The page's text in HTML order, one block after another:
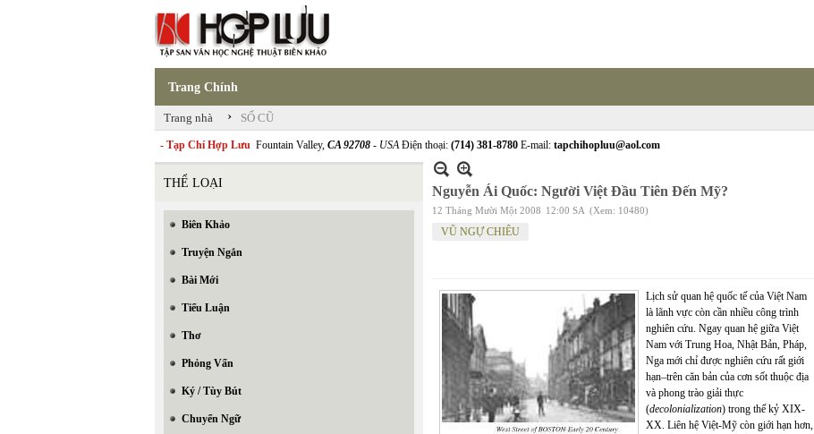
Trang Chính
Trang nhà › SỐ CŨ
- Tạp Chí Hợp Lưu Fountain Valley, CA 92708 - USAĐiện thoại: (714) 381-8780 E-mail: tapchihopluu@aol.com
THỂ LOẠI
Biên Khảo
Truyện Ngắn
Bài Mới
Tiểu Luận
Thơ
Phỏng Vấn
Ký / Tùy Bút
Chuyển Ngữ
Nguyễn Ái Quốc: Người Việt Đầu Tiên Đến Mỹ?
12 Tháng Mười Một 2008 12:00 SA (Xem: 10480)
VŨ NGỰ CHIÊU
Lịch sử quan hệ quốc tế của Việt Nam
là lãnh vực còn cần nhiều công trình
nghiên cứu. Ngay quan hệ giữa Việt
Nam với Trung Hoa, Nhật Bản, Pháp,
Nga mới chỉ được nghiên cứu rất giới
hạn–trên căn bản của cơn sốt thuộc địa
và phong trào giải thực
(decolonialization) trong thế kỷ XIX-
XX. Liên hệ Việt-Mỹ còn giới hạn hơn,